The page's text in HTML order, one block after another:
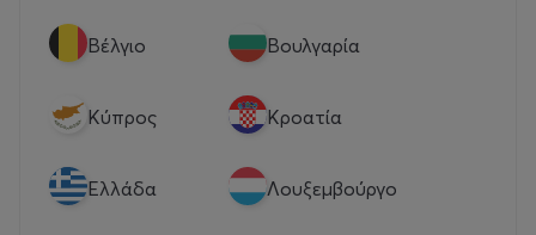
Βέλγιο Βουλγαρία
Κύπρος Κροατία
Eλλάδα Λουξεμβούργο